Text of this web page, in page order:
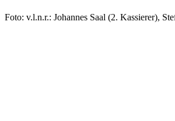
Foto: v.l.n.r.: Johannes Saal (2. Kassierer),